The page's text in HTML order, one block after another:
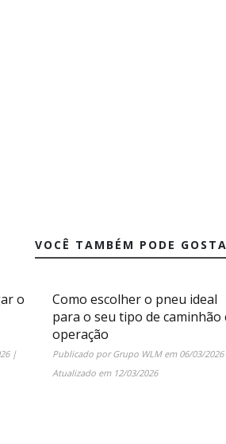
VOCÊ TAMBÉM PODE
o
|
Como escolher o pneu ideal
para o seu tipo de caminhão
operação
Publicado porGrupo WLMem 06/03/2026
Atualizado em 12/03/2026